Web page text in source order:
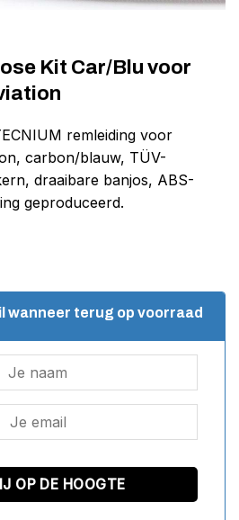
Kit Car/Blu voor
remleiding voor
carbon/blauw, TÜV-
draaibare banjos, ABS-
geproduceerd.
wanneer terug op voorraad